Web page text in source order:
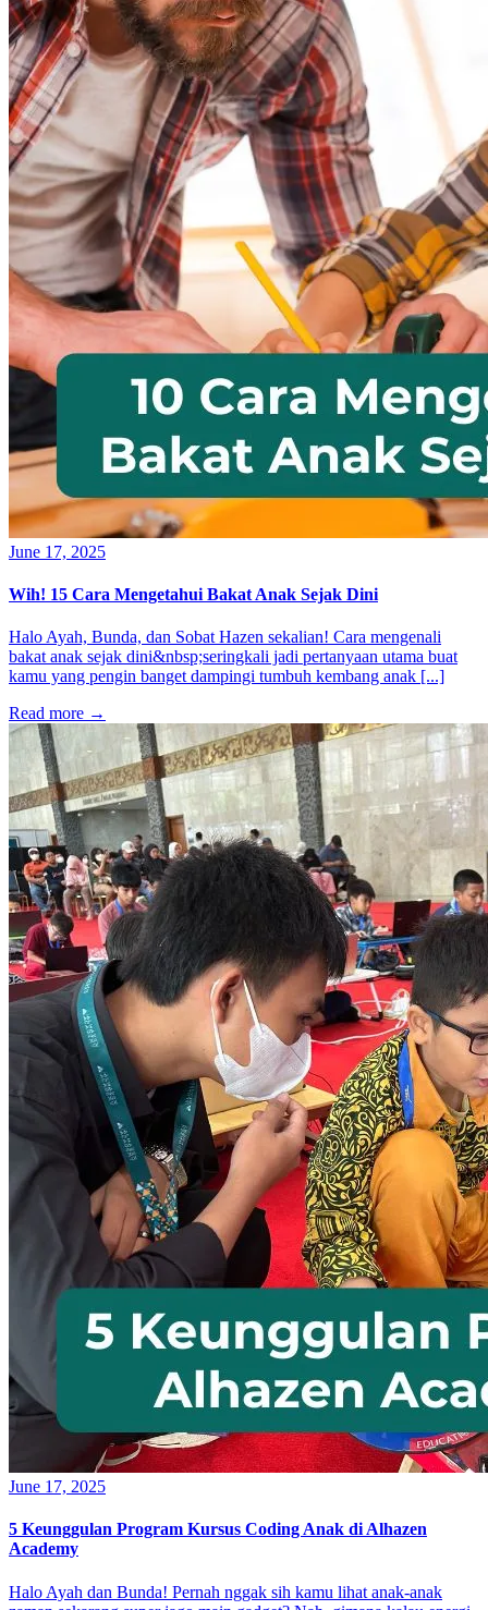
June 17, 2025
Wih! 15 Cara Mengetahui Bakat Anak Sejak Dini
Halo Ayah, Bunda, dan Sobat Hazen sekalian! Cara mengenali
bakat anak sejak dini&nbsp;seringkali jadi pertanyaan utama buat
kamu yang pengin banget dampingi tumbuh kembang anak [...]
Read more →
June 17, 2025
5 Keunggulan Program Kursus Coding Anak di Alhazen
Academy
Halo Ayah dan Bunda! Pernah nggak sih kamu lihat anak-anak